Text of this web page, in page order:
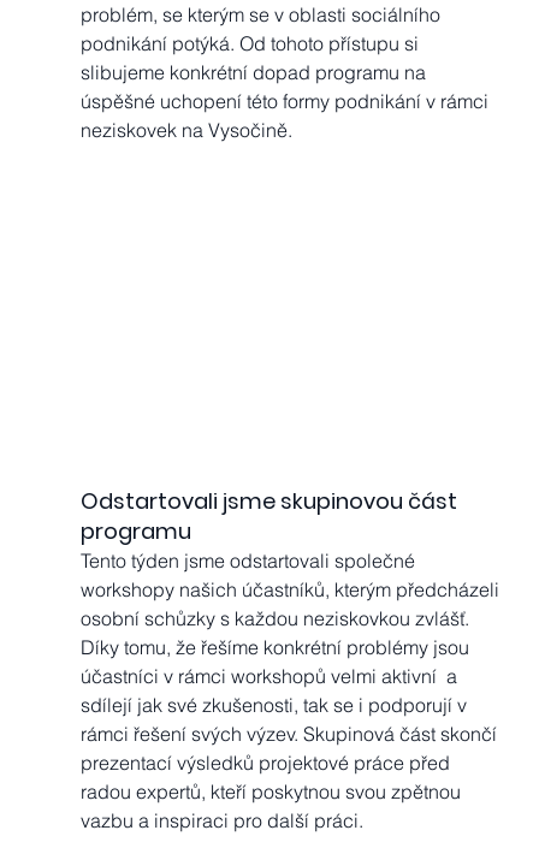
problém, se kterým se v oblasti sociálního
podnikání potýká. Od tohoto přístupu si
slibujeme konkrétní dopad programu na
úspěšné uchopení této formy podnikání v rámci
neziskovek na Vysočině.
Odstartovali jsme skupinovou část
programu
Tento týden jsme odstartovali společné
workshopy našich účastníků, kterým předcházeli
osobní schůzky s každou neziskovkou zvlášť.
Díky tomu, že řešíme konkrétní problémy jsou
účastníci v rámci workshopů velmi aktivní  a
sdílejí jak své zkušenosti, tak se i podporují v
rámci řešení svých výzev. Skupinová část skončí
prezentací výsledků projektové práce před
radou expertů, kteří poskytnou svou zpětnou
vazbu a inspiraci pro další práci.